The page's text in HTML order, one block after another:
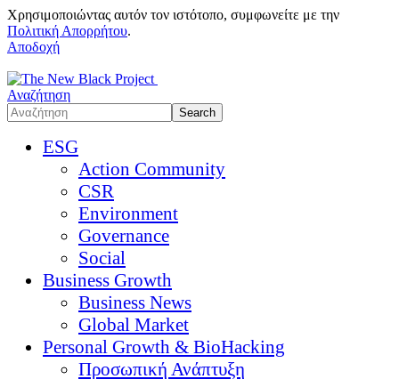
Χρησιμοποιώντας αυτόν τον ιστότοπο, συμφωνείτε με την
Πολιτική Απορρήτου.
Αποδοχή
Αναζήτηση
ESG
Action Community
CSR
Environment
Governance
Social
Business Growth
Business News
Global Market
Personal Growth & BioHacking
Προσωπική Ανάπτυξη